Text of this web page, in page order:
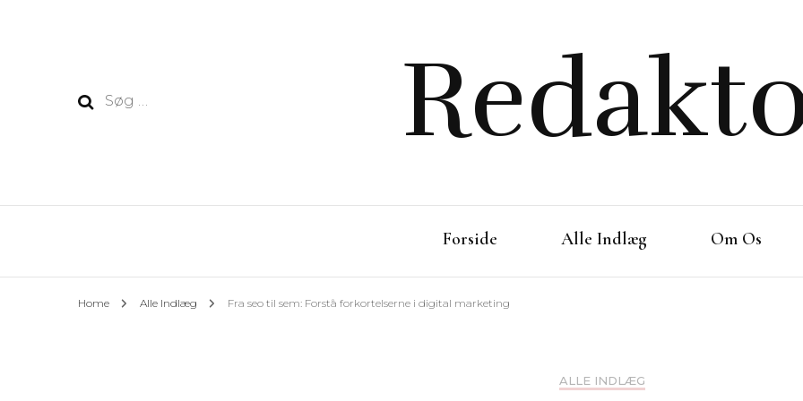
Søg
Forside Alle Indlæg Om Os
Home Alle Indlæg Fra seo til sem: Forstå forkortelserne i digital marketing
ALLE INDLÆG